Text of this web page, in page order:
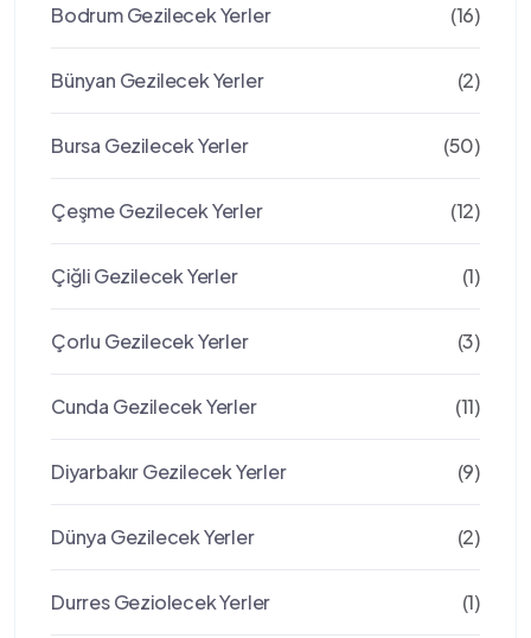
Bodrum Gezilecek Yerler (16)
Bünyan Gezilecek Yerler (2)
Bursa Gezilecek Yerler (50)
Çeşme Gezilecek Yerler (12)
Çiğli Gezilecek Yerler (1)
Çorlu Gezilecek Yerler (3)
Cunda Gezilecek Yerler (11)
Diyarbakır Gezilecek Yerler (9)
Dünya Gezilecek Yerler (2)
Durres Geziolecek Yerler (1)